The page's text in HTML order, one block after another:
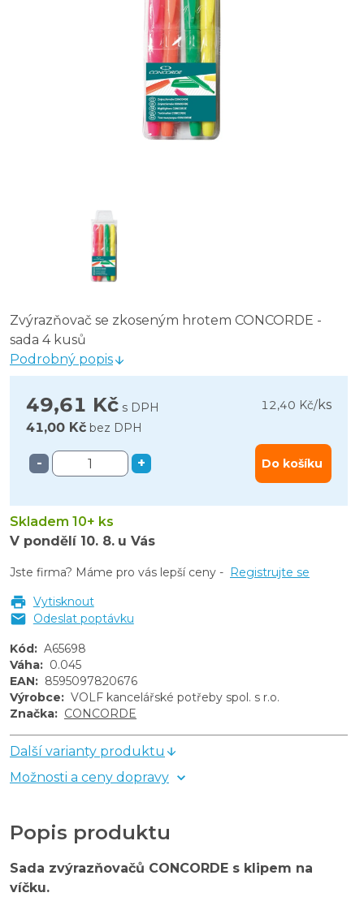
Zvýrazňovač se zkoseným hrotem CONCORDE -
sada 4 kusů
Podrobný popis
49,61 Kč s DPH 12,40 Kč/ks
41,00 Kč bez DPH
- + Do košíku
Skladem 10+ ks
V pondělí 10. 8. u Vás
Jste firma? Máme pro vás lepší ceny - Registrujte se
Vytisknout
Odeslat poptávku
Kód: A65698
Váha: 0.045
EAN: 8595097820676
Výrobce: VOLF kancelářské potřeby spol. s r.o.
Značka: CONCORDE
Další varianty produktu
Možnosti a ceny dopravy
Popis produktu
Sada zvýrazňovačů CONCORDE s klipem na
víčku.